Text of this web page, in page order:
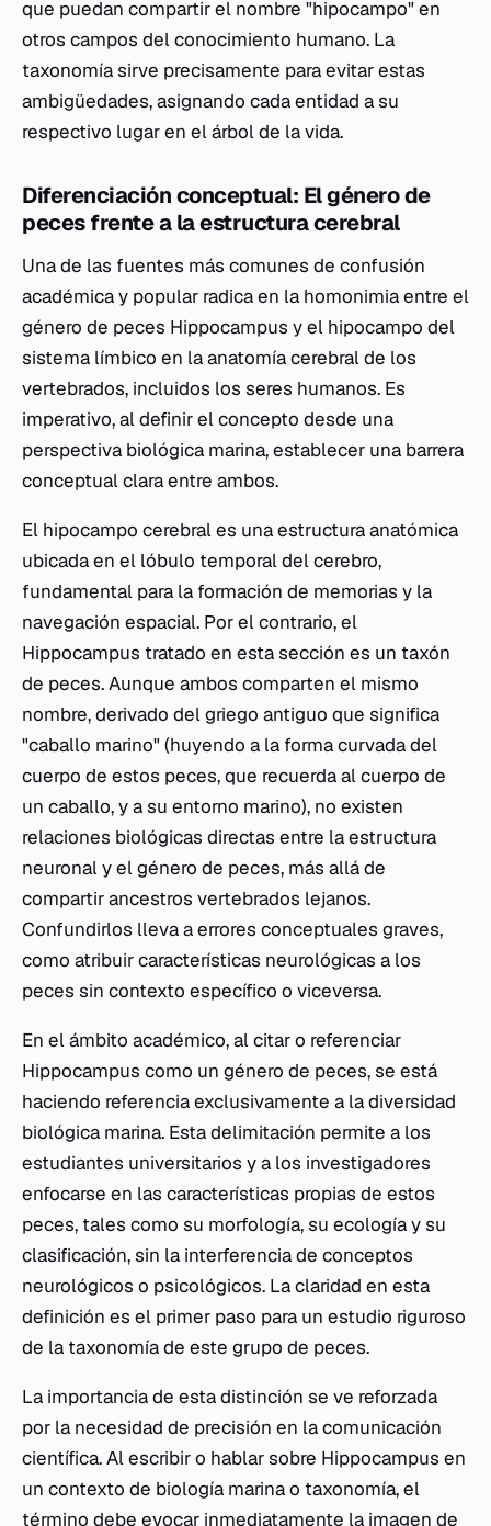
que puedan compartir el nombre "hipocampo" en
otros campos del conocimiento humano. La
taxonomía sirve precisamente para evitar estas
ambigüedades, asignando cada entidad a su
respectivo lugar en el árbol de la vida.
Diferenciación conceptual: El género de
peces frente a la estructura cerebral
Una de las fuentes más comunes de confusión
académica y popular radica en la homonimia entre el
género de peces Hippocampus y el hipocampo del
sistema límbico en la anatomía cerebral de los
vertebrados, incluidos los seres humanos. Es
imperativo, al definir el concepto desde una
perspectiva biológica marina, establecer una barrera
conceptual clara entre ambos.
El hipocampo cerebral es una estructura anatómica
ubicada en el lóbulo temporal del cerebro,
fundamental para la formación de memorias y la
navegación espacial. Por el contrario, el
Hippocampus tratado en esta sección es un taxón
de peces. Aunque ambos comparten el mismo
nombre, derivado del griego antiguo que significa
"caballo marino" (huyendo a la forma curvada del
cuerpo de estos peces, que recuerda al cuerpo de
un caballo, y a su entorno marino), no existen
relaciones biológicas directas entre la estructura
neuronal y el género de peces, más allá de
compartir ancestros vertebrados lejanos.
Confundirlos lleva a errores conceptuales graves,
como atribuir características neurológicas a los
peces sin contexto específico o viceversa.
En el ámbito académico, al citar o referenciar
Hippocampus como un género de peces, se está
haciendo referencia exclusivamente a la diversidad
biológica marina. Esta delimitación permite a los
estudiantes universitarios y a los investigadores
enfocarse en las características propias de estos
peces, tales como su morfología, su ecología y su
clasificación, sin la interferencia de conceptos
neurológicos o psicológicos. La claridad en esta
definición es el primer paso para un estudio riguroso
de la taxonomía de este grupo de peces.
La importancia de esta distinción se ve reforzada
por la necesidad de precisión en la comunicación
científica. Al escribir o hablar sobre Hippocampus en
un contexto de biología marina o taxonomía, el
término debe evocar inmediatamente la imagen de